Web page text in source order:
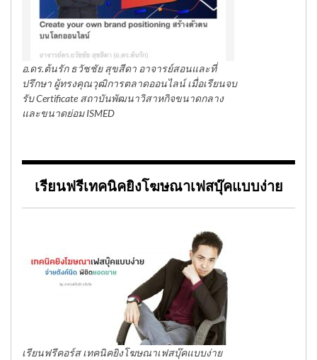
อ.ดร.ต้นรัก ธวัชชัย สุขสีดา อาจารย์สอนและที่
ปรึกษา ผู้ทรงคุณวุฒิการตลาดออนไลน์ เมื่อเรียนจบ
รับ Certificate สถาบันพัฒนาวิสาหกิจขนาดกลาง
และขนาดย่อม ISMED
เรียนฟรีเทคนิคยิงโฆษณาเฟสบุ๊คแบบง่าย
เรียนฟรีคอร์ส เทคนิคยิงโฆษณาเฟสบุ๊คแบบง่าย